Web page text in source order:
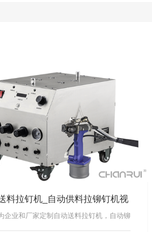
料拉钉机_自动供料拉铆钉机视
家直供
企业和厂家定制自动送料拉钉机，自动铆